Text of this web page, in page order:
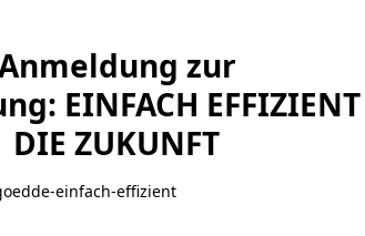
zur
EINFACH
DIE ZUKUNFT
einfach-effizient